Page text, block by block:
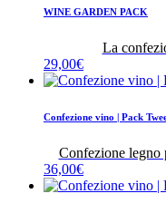
WINE GARDEN PACK
La
29,00€
Confezione vino | Pack
Confezione legno
36,00€